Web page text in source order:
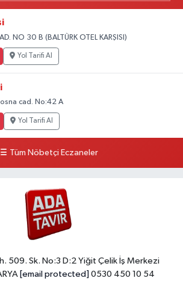
NO 30 B (BALTÜRK OTEL KARŞISI)
Yol Tarifi Al
cad. No:42 A
Yol Tarifi Al
Tüm Nöbetçi Eczaneler
509. Sk. No:3 D:2 Yiğit Çelik İş Merkezi
[email protected] 0530 450 10 54